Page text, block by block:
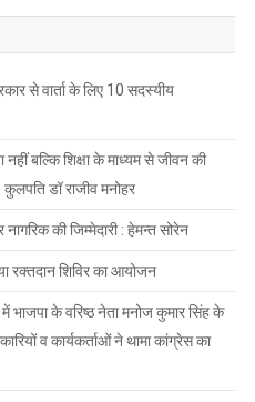
से वार्ता के लिए 10 सदस्यीय
नहीं बल्कि शिक्षा के माध्यम से जीवन की
कुलपति डॉ राजीव मनोहर
की जिम्मेदारी : हेमन्त सोरेन
रक्तदान शिविर का आयोजन
भाजपा के वरिष्ठ नेता मनोज कुमार सिंह के
व कार्यकर्ताओं ने थामा कांग्रेस का